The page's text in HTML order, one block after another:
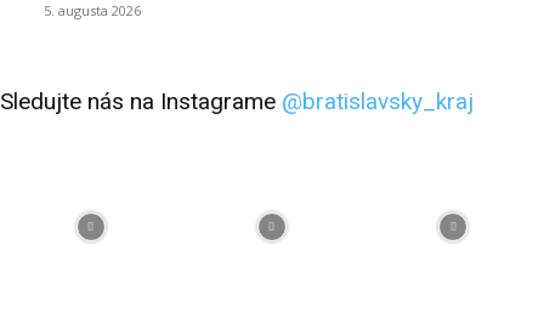
5. augusta 2026
Sledujte nás na Instagrame @bratislavsky_kraj